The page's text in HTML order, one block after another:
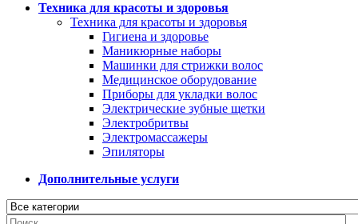
Техника для красоты и здоровья
Техника для красоты и здоровья
Гигиена и здоровье
Маникюрные наборы
Машинки для стрижки волос
Медицинское оборудование
Приборы для укладки волос
Электрические зубные щетки
Электробритвы
Электромассажеры
Эпиляторы
Дополнительные услуги